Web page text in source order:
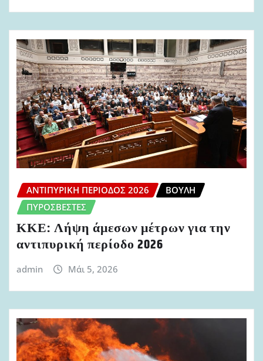
ΑΝΤΙΠΥΡΙΚΉ ΠΕΡΊΟΔΟΣ 2026
ΒΟΥΛΉ
ΠΥΡΟΣΒΈΣΤΕΣ
ΚΚΕ: Λήψη άμεσων μέτρων για την
αντιπυρική περίοδο 2026
admin Μάι 5, 2026